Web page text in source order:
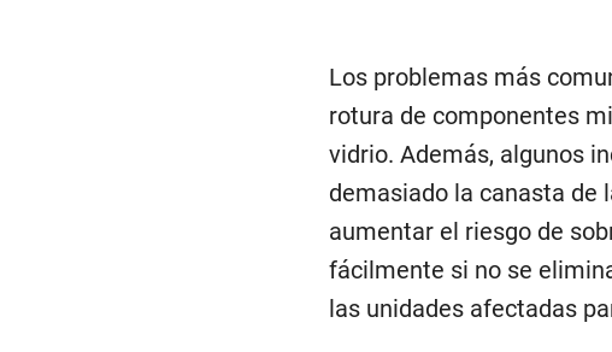
Los problemas más
rotura de componentes
vidrio. Además, algunos
demasiado la canasta de
aumentar el riesgo de
fácilmente si no se
las unidades afectadas